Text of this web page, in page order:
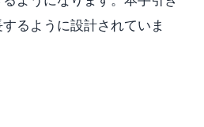
るように設計されていま